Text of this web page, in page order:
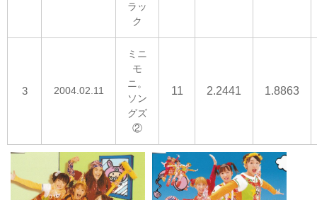
ラッ
ク
3 2004.02.11
ミニ
モ
ニ。
ソン
グズ
②
11 2.2441 1.8863